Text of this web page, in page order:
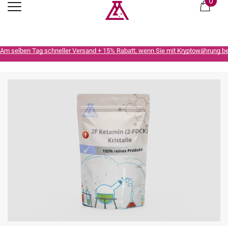
Am selben Tag schneller Versand + 15% Rabatt, wenn Sie mit Kryptowährung